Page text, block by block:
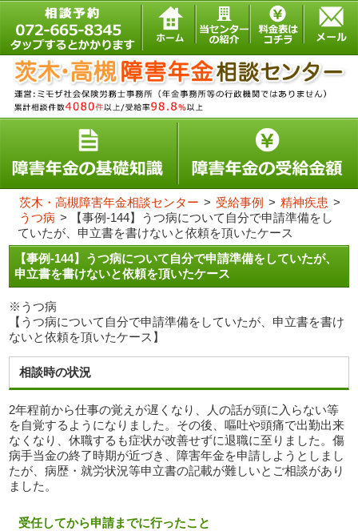
茨木・高槻障害年金相談センター > 受給事例 > 精神疾患 >
うつ病 >
【事例-144】うつ病について自分で申請準備をし
ていたが、申立書を書けないと依頼を頂いたケース
【事例-144】うつ病について自分で申請準備をしていたが、
申立書を書けないと依頼を頂いたケース
※うつ病
【うつ病について自分で申請準備をしていたが、申立書を書け
ないと依頼を頂いたケース】
相談時の状況
2年程前から仕事の覚えが遅くなり、人の話が頭に入らない等
を自覚するようになりました。その後、嘔吐や頭痛で出勤出来
なくなり、休職するも症状が改善せずに退職に至りました。傷
病手当金の終了時期が近づき、障害年金を申請しようとしまし
たが、病歴・就労状況等申立書の記載が難しいとご相談があり
ました。
受任してから申請までに行ったこと